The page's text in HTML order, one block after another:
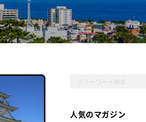
人気のマガジン